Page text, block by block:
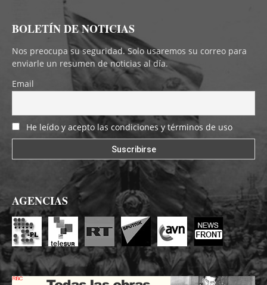
BOLETÍN DE NOTICIAS
Nos preocupa su seguridad. Solo usaremos su correo para
enviarle un resumen de noticias al día.
Email
He leído y acepto las condiciones y términos de uso
AGENCIAS